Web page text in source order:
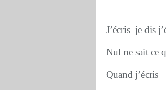
J’écris je dis
Nul ne sait ce
Quand j’écris